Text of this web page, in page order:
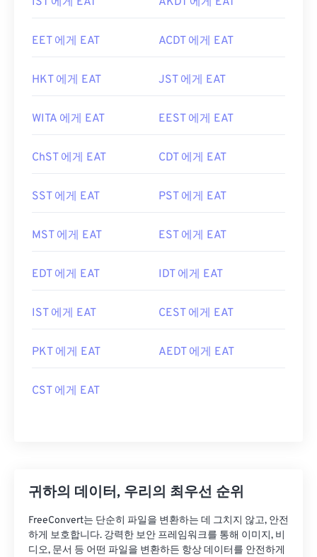
EET 에게 EAT ACDT 에게 EAT
HKT 에게 EAT JST 에게 EAT
WITA 에게 EAT EEST 에게 EAT
ChST 에게 EAT CDT 에게 EAT
SST 에게 EAT PST 에게 EAT
MST 에게 EAT EST 에게 EAT
EDT 에게 EAT IDT 에게 EAT
IST 에게 EAT CEST 에게 EAT
PKT 에게 EAT AEDT 에게 EAT
CST 에게 EAT
귀하의 데이터, 우리의 최우선 순위
FreeConvert는 단순히 파일을 변환하는 데 그치지 않고, 안전
하게 보호합니다. 강력한 보안 프레임워크를 통해 이미지, 비
디오, 문서 등 어떤 파일을 변환하든 항상 데이터를 안전하게